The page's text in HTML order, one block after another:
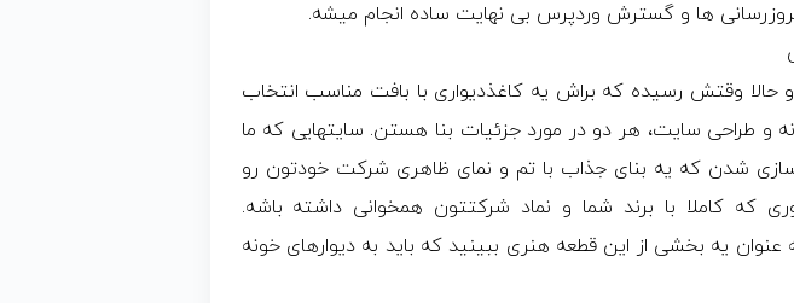
بروزرسانی ها و گسترش وردپرس بی نهایت ساده انجام میشه.
و حالا وقتش رسیده که براش یه کاغذدیواری با بافت مناسب انتخاب
و طراحی سایت، هر دو در مورد جزئیات بنا هستن. سایتهایی که ما
شدن که یه بنای جذاب با تم و نمای ظاهری شرکت خودتون رو
که کاملا با برند شما و نماد شرکتتون همخوانی داشته باشه.
یه بخشی از این قطعه هنری ببینید که باید به دیوارهای خونه